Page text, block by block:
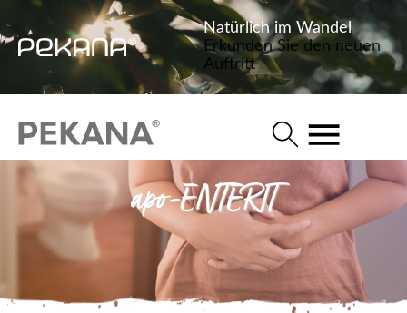
Natürlich im Wandel
Erkunden Sie den neuen
Auftritt
apo-ENTERIT